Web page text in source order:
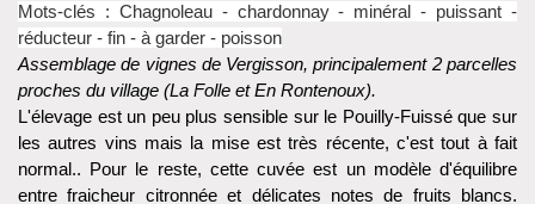
Mots-clés : Chagnoleau- chardonnay- minéral - puissant -
réducteur - fin - à garder - poisson
Assemblage de vignes de Vergisson, principalement 2 parcelles
proches du village (La Folle et En Rontenoux).
L'élevage est un peu plus sensible sur le Pouilly-Fuissé que sur
les autres vins mais la mise est très récente, c'est tout à fait
normal.. Pour le reste, cette cuvée est un modèle d'équilibre
entre fraicheur citronnée et délicates notes de fruits blancs.